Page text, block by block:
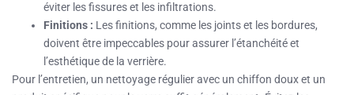
éviter les fissures et les infiltrations.
Finitions : Les finitions, comme les joints et les bordures,
doivent être impeccables pour assurer l’étanchéité et
l’esthétique de la verrière.
Pour l’entretien, un nettoyage régulier avec un chiffon doux et un